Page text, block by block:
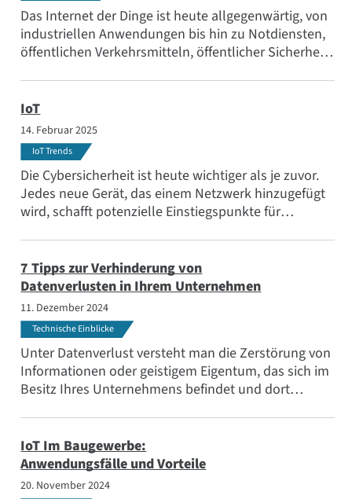
Das Internet der Dinge ist heute allgegenwärtig, von
industriellen Anwendungen bis hin zu Notdiensten,
öffentlichen Verkehrsmitteln, öffentlicher Sicherheit,
Anwendungen, treibenden Faktoren und Vorteile.
IoT
14. Februar 2025
IoT Trends
Die Cybersicherheit ist heute wichtiger als je zuvor.
Jedes neue Gerät, das einem Netzwerk hinzugefügt
wird, schafft potenzielle Einstiegspunkte für
Blogbeitrag erfahren Sie mehr über
Cybersicherheitstrends und bewährte Verfahren.
7 Tipps zur Verhinderung von
Datenverlusten in Ihrem Unternehmen
11. Dezember 2024
Technische Einblicke
Unter Datenverlust versteht man die Zerstörung von
Informationen oder geistigem Eigentum, das sich im
Besitz Ihres Unternehmens befindet und dort
erfahren Sie, wie Data Loss Prevention dazu beiträgt,
diesen Verlust unabhängig von der Ursache zu
verhindern.
IoT Im Baugewerbe:
Anwendungsfälle und Vorteile
20. November 2024